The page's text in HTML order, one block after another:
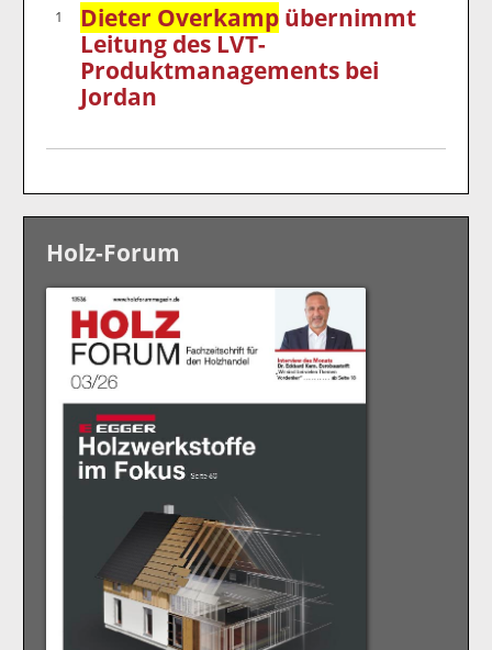
1 Dieter Overkamp übernimmt
Leitung des LVT-
Produktmanagements bei
Jordan
Holz-Forum